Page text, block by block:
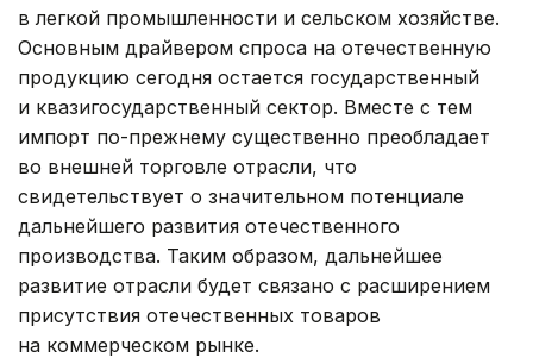
в легкой промышленности и сельском хозяйстве.
Основным драйвером спроса на отечественную
продукцию сегодня остается государственный
и квазигосударственный сектор. Вместе с тем
импорт по-прежнему существенно преобладает
во внешней торговле отрасли, что
свидетельствует о значительном потенциале
дальнейшего развития отечественного
производства. Таким образом, дальнейшее
развитие отрасли будет связано с расширением
присутствия отечественных товаров
на коммерческом рынке.